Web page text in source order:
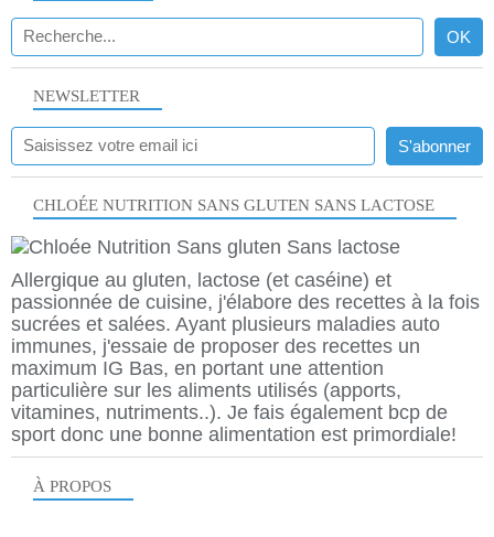
NEWSLETTER
CHLOÉE NUTRITION SANS GLUTEN SANS LACTOSE
Allergique au gluten, lactose (et caséine) et
passionnée de cuisine, j'élabore des recettes à la fois
sucrées et salées. Ayant plusieurs maladies auto
immunes, j'essaie de proposer des recettes un
maximum IG Bas, en portant une attention
particulière sur les aliments utilisés (apports,
vitamines, nutriments..). Je fais également bcp de
sport donc une bonne alimentation est primordiale!
À PROPOS